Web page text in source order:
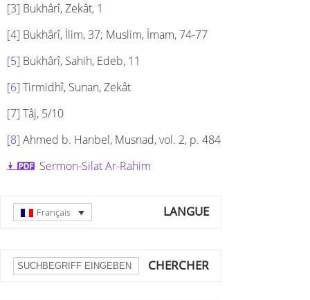
[3] Bukhârî, Zekât, 1
[4] Bukhârî, İlim, 37; Muslim, İmam, 74-77
[5] Bukhârî, Sahih, Edeb, 11
[6] Tirmidhî, Sunan, Zekât
[7] Tâj, 5/10
[8] Ahmed b. Hanbel, Musnad, vol. 2, p. 484
Sermon-Silat Ar-Rahim
LANGUE
Français
CHERCHER